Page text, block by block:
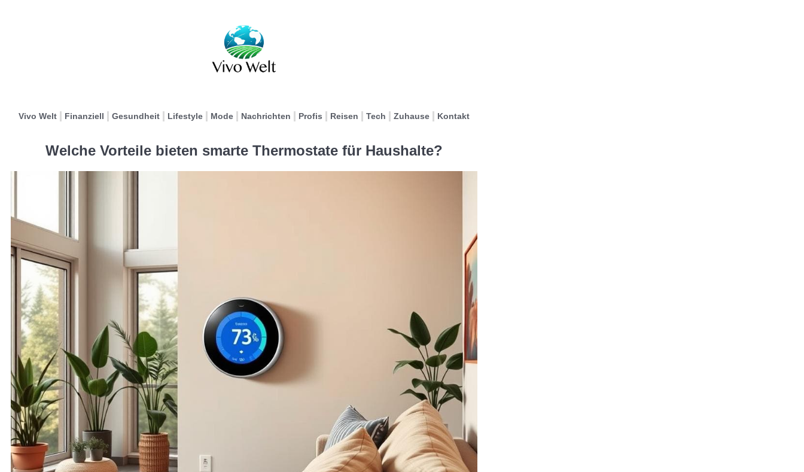
Vivo Welt Finanziell Gesundheit Lifestyle Mode Nachrichten Profis Reisen Tech Zuhause Kontakt
Welche Vorteile bieten smarte Thermostate für Haushalte?